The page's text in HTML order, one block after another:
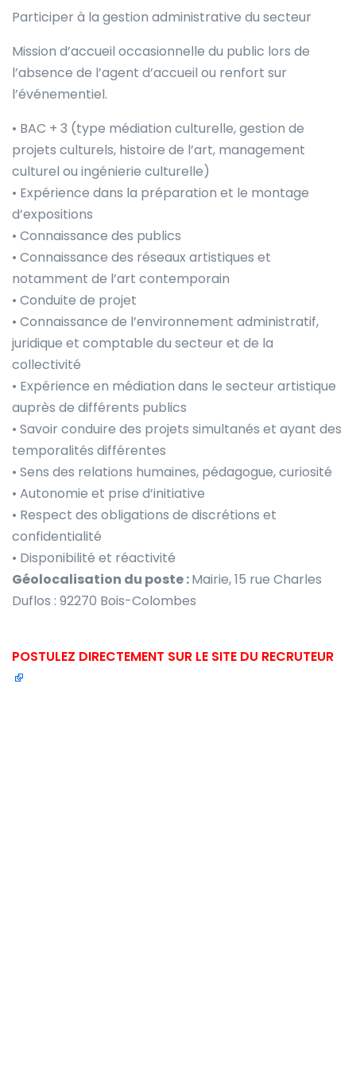
Participer à la gestion administrative du secteur
Mission d’accueil occasionnelle du public lors de
l’absence de l’agent d’accueil ou renfort sur
l’événementiel.
• BAC + 3 (type médiation culturelle, gestion de
projets culturels, histoire de l’art, management
culturel ou ingénierie culturelle)
• Expérience dans la préparation et le montage
d’expositions
• Connaissance des publics
• Connaissance des réseaux artistiques et
notamment de l’art contemporain
• Conduite de projet
• Connaissance de l’environnement administratif,
juridique et comptable du secteur et de la
collectivité
• Expérience en médiation dans le secteur artistique
auprès de différents publics
• Savoir conduire des projets simultanés et ayant des
temporalités différentes
• Sens des relations humaines, pédagogue, curiosité
• Autonomie et prise d’initiative
• Respect des obligations de discrétions et
confidentialité
• Disponibilité et réactivité
Géolocalisation du poste :Mairie, 15 rue Charles
Duflos : 92270 Bois-Colombes
POSTULEZ DIRECTEMENT SUR LE SITE DU RECRUTEUR